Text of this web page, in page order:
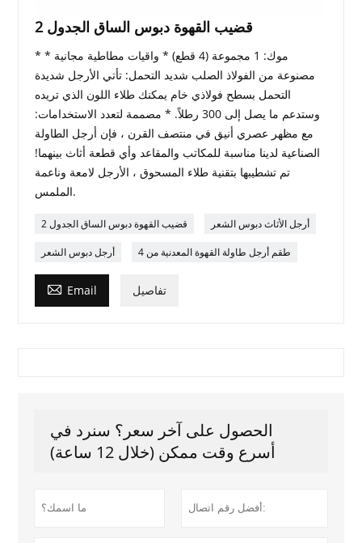
2 قضيب القهوة دبوس الساق الجدول
* موك: 1 مجموعة (4 قطع) * واقيات مطاطية مجانية *
مصنوعة من الفولاذ الصلب شديد التحمل: تأتي الأرجل شديدة
التحمل بسطح فولاذي خام يمكنك طلاء اللون الذي تريده
وستدعم ما يصل إلى 300 رطلاً. * مصممة لتعدد الاستخدامات:
مع مظهر عصري أنيق في منتصف القرن ، فإن أرجل الطاولة
الصناعية لدينا مناسبة للمكاتب والمقاعد وأي قطعة أثاث بينهما!
تم تشطيبها بتقنية طلاء المسحوق ، الأرجل لامعة وناعمة
الملمس.
2 قضيب القهوة دبوس الساق الجدول أرجل الأثاث دبوس الشعر
أرجل دبوس الشعر طقم أرجل طاولة القهوة المعدنية من 4
 Email تفاصيل
الحصول على آخر سعر؟ سنرد في
أسرع وقت ممكن (خلال 12 ساعة)